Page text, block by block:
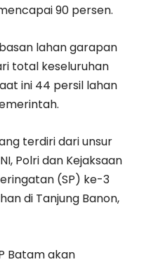
90 persen.
lahan garapan
total keseluruhan
ini 44 persil lahan
terdiri dari unsur
Polri dan Kejaksaan
(SP) ke-3
di Tanjung Banon,
Batam akan